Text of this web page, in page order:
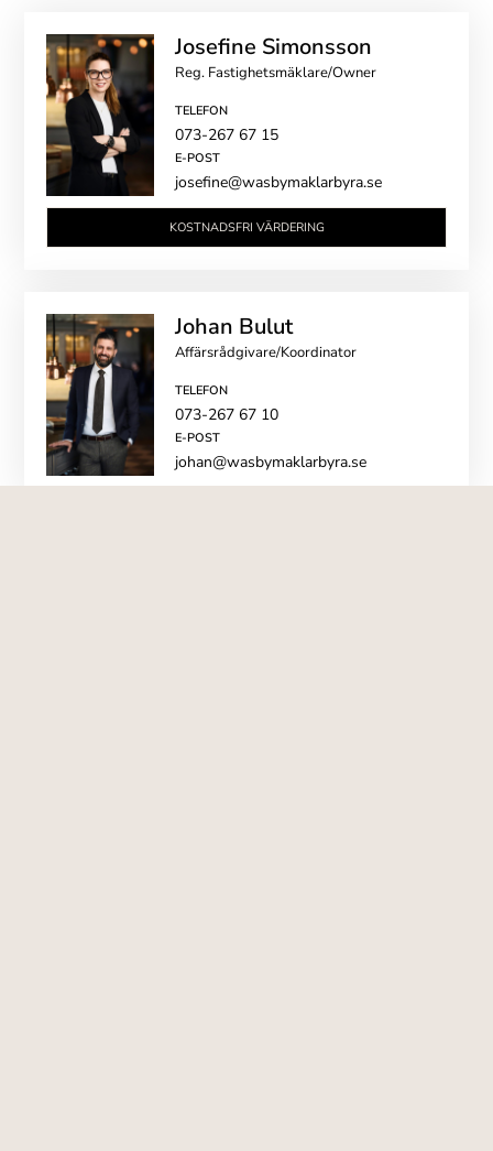
Josefine Simonsson
Reg. Fastighetsmäklare/Owner
TELEFON
073-267 67 15
E-POST
josefine@wasbymaklarbyra.se
KOSTNADSFRI VÄRDERING
Johan Bulut
Affärsrådgivare/Koordinator
TELEFON
073-267 67 10
E-POST
johan@wasbymaklarbyra.se